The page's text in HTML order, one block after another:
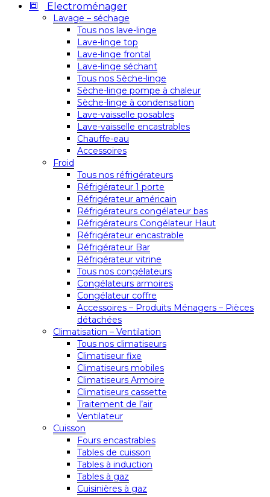
Electroménager
Lavage – séchage
Tous nos lave-linge
Lave-linge top
Lave-linge frontal
Lave-linge séchant
Tous nos Sèche-linge
Sèche-linge pompe à chaleur
Sèche-linge à condensation
Lave-vaisselle posables
Lave-vaisselle encastrables
Chauffe-eau
Accessoires
Froid
Tous nos réfrigérateurs
Réfrigérateur 1 porte
Réfrigérateur américain
Réfrigérateurs congélateur bas
Réfrigérateurs Congélateur Haut
Réfrigérateur encastrable
Réfrigérateur Bar
Réfrigérateur vitrine
Tous nos congélateurs
Congélateurs armoires
Congélateur coffre
Accessoires – Produits Ménagers – Pièces
détachées
Climatisation – Ventilation
Tous nos climatiseurs
Climatiseur fixe
Climatiseurs mobiles
Climatiseurs Armoire
Climatiseurs cassette
Traitement de l’air
Ventilateur
Cuisson
Fours encastrables
Tables de cuisson
Tables à induction
Tables à gaz
Cuisinières à gaz